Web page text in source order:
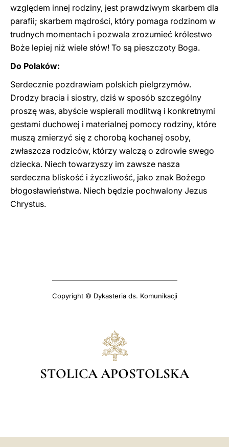
względem innej rodziny, jest prawdziwym skarbem dla
parafii; skarbem mądrości, który pomaga rodzinom w
trudnych momentach i pozwala zrozumieć królestwo
Boże lepiej niż wiele słów! To są pieszczoty Boga.
Do Polaków:
Serdecznie pozdrawiam polskich pielgrzymów.
Drodzy bracia i siostry, dziś w sposób szczególny
proszę was, abyście wspierali modlitwą i konkretnymi
gestami duchowej i materialnej pomocy rodziny, które
muszą zmierzyć się z chorobą kochanej osoby,
zwłaszcza rodziców, którzy walczą o zdrowie swego
dziecka. Niech towarzyszy im zawsze nasza
serdeczna bliskość i życzliwość, jako znak Bożego
błogosławieństwa. Niech będzie pochwalony Jezus
Chrystus.
Copyright © Dykasteria ds. Komunikacji
STOLICA APOSTOLSKA